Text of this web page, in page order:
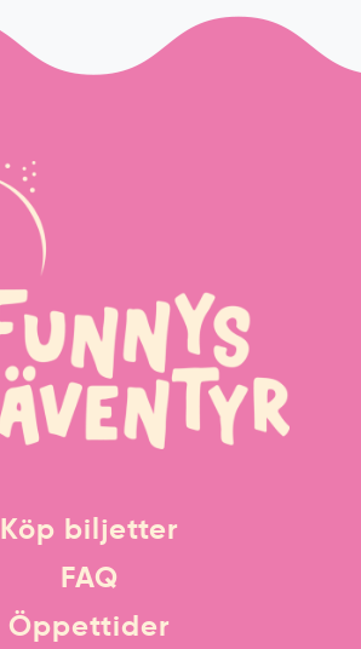
Köp biljetter
FAQ
Öppettider